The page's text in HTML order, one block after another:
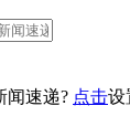
闻速递? 点击设